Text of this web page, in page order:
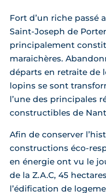
Fort d’un riche passé
Saint-Joseph de
principalement
maraichères.
départs en retraite de
lopins se sont
l’une des principales
constructibles de
Afin de conserver
constructions éco-
en énergie ont vu le
de la Z.A.C, 45
l’édification de